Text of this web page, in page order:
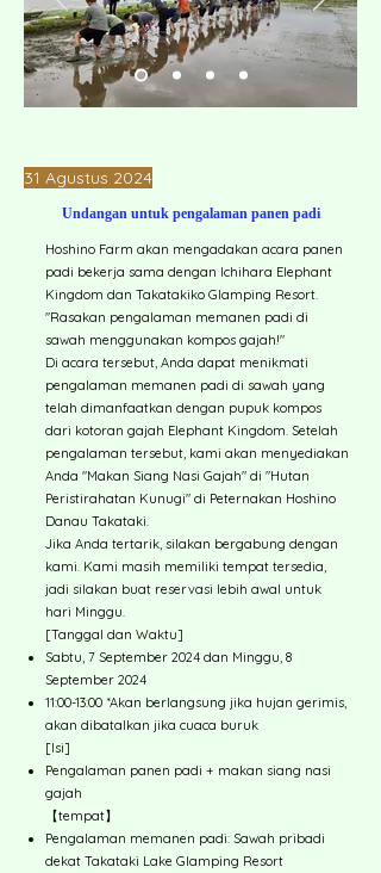
31 Agustus 2024
Undangan untuk pengalaman panen padi
Hoshino Farm akan mengadakan acara panen
padi bekerja sama dengan Ichihara Elephant
Kingdom dan Takatakiko Glamping Resort.
"Rasakan pengalaman memanen padi di
sawah menggunakan kompos gajah!"
Di acara tersebut, Anda dapat menikmati
pengalaman memanen padi di sawah yang
telah dimanfaatkan dengan pupuk kompos
dari kotoran gajah Elephant Kingdom. Setelah
pengalaman tersebut, kami akan menyediakan
Anda "Makan Siang Nasi Gajah" di "Hutan
Peristirahatan Kunugi" di Peternakan Hoshino
Danau Takataki.
Jika Anda tertarik, silakan bergabung dengan
kami. Kami masih memiliki tempat tersedia,
jadi silakan buat reservasi lebih awal untuk
hari Minggu.
[Tanggal dan Waktu]
Sabtu, 7 September 2024 dan Minggu, 8
September 2024
11:00-13:00 *Akan berlangsung jika hujan gerimis,
akan dibatalkan jika cuaca buruk
[Isi]
Pengalaman panen padi + makan siang nasi
gajah
【tempat】
Pengalaman memanen padi: Sawah pribadi
dekat Takataki Lake Glamping Resort